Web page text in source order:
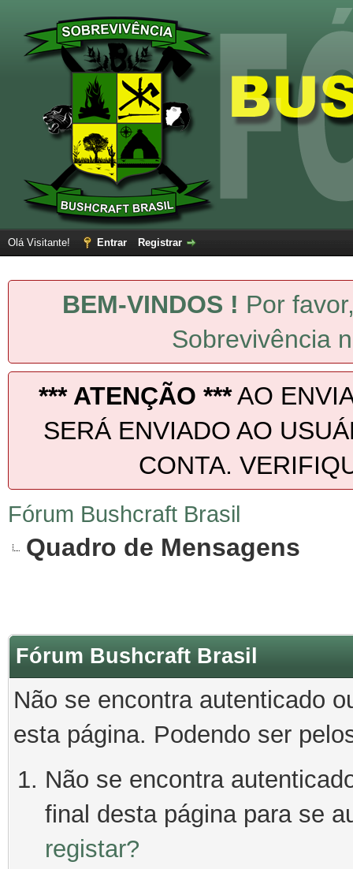
Olá Visitante! Entrar Registrar
BEM-VINDOS ! Por
Sobrevivência
*** ATENÇÃO ***AO
SERÁ ENVIADO AO
CONTA.
Fórum Bushcraft Brasil
Quadro de Mensagens
Fórum Bushcraft Brasil
Não se encontra autenticado
esta página. Podendo ser
Não se encontra
final desta página para se
registar?